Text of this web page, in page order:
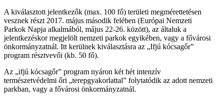
A kiválasztott jelentkezők (max. 100 fő) területi megmérettetésen
vesznek részt 2017. május második felében (Európai Nemzeti
Parkok Napja alkalmából, május 22-26. között), az általuk a
jelentkezéskor megjelölt nemzeti parkok egyikében, vagy a fővárosi
önkormányzatnál. Itt kerülnek kiválasztásra az „Ifjú kócsagőr”
program résztvevői (kb. 50 fő).
Az „ifjú kócsagőr” program nyáron két hét intenzív
természetvédelmi őri „terepgyakorlattal” folytatódik az adott nemzeti
parkban, vagy a fővárosi önkormányzatnál.